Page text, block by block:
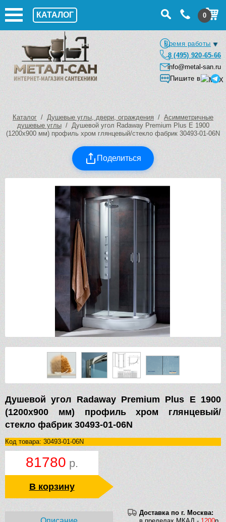
КАТАЛОГ 0
Время работы
8 (495) 920-65-66
info@metal-san.ru
Пишите в
Каталог / Душевые углы, двери, ограждения / Асимметричные
душевые углы/ Душевой угол Radaway Premium Plus E 1900
(1200х900 мм) профиль хром глянцевый/стекло фабрик 30493-01-06N
Поделиться
Душевой угол Radaway Premium Plus E 1900
(1200х900 мм) профиль хром глянцевый/
стекло фабрик 30493-01-06N
Код товара: 30493-01-06N
81780 р.
В корзину
Доставка по г. Москва: